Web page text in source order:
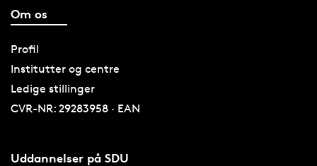
Om os
Profil
Institutter og centre
Ledige stillinger
CVR-NR: 29283958 · EAN
Uddannelser på SDU